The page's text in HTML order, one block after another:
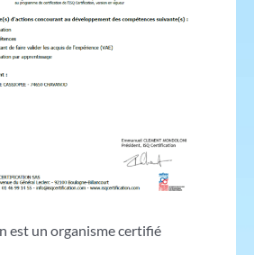
est un organisme certifié